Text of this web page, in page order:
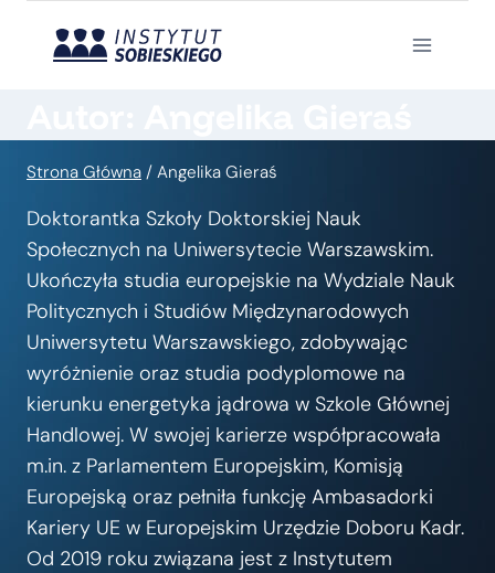
Strona Główna / Angelika Gieraś
Doktorantka Szkoły Doktorskiej Nauk
Społecznych na Uniwersytecie Warszawskim.
Ukończyła studia europejskie na Wydziale Nauk
Politycznych i Studiów Międzynarodowych
Uniwersytetu Warszawskiego, zdobywając
wyróżnienie oraz studia podyplomowe na
kierunku energetyka jądrowa w Szkole Głównej
Handlowej. W swojej karierze współpracowała
m.in. z Parlamentem Europejskim, Komisją
Europejską oraz pełniła funkcję Ambasadorki
Kariery UE w Europejskim Urzędzie Doboru Kadr.
Od 2019 roku związana jest z Instytutem